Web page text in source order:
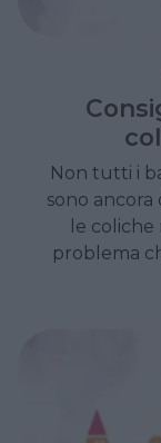
Non tutti i
sono
le
problema